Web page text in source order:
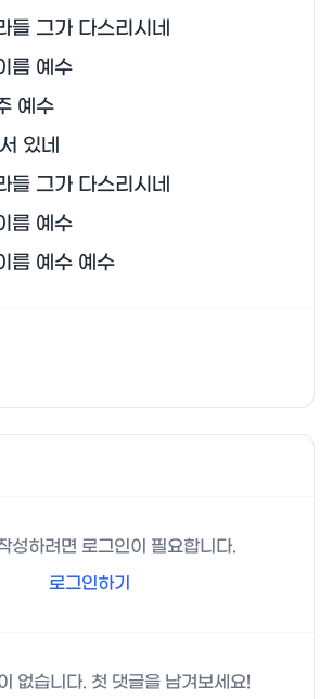
들 그가 다스리시네
름 예수
예수
있네
들 그가 다스리시네
름 예수
름 예수 예수
성하려면 로그인이 필요합니다.
로그인하기
없습니다. 첫 댓글을 남겨보세요!